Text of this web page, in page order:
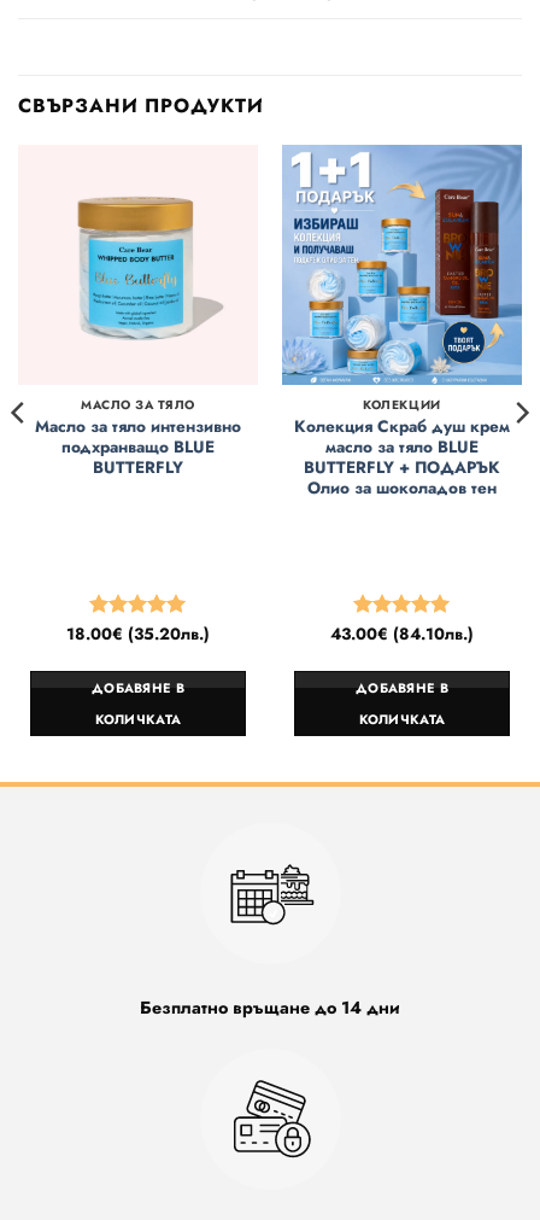
СВЪРЗАНИ ПРОДУКТИ
МАСЛО ЗА ТЯЛО
Масло за тяло интензивно
подхранващо BLUE
BUTTERFLY
Оценено
18.00€ (35.20лв.)
ДОБАВЯНЕ В
КОЛИЧКАТА
КОЛЕКЦИИ
Колекция Скраб душ крем
масло за тяло BLUE
BUTTERFLY + ПОДАРЪК
Oлио за шоколадов тен
Оценено
43.00€ (84.10лв.)
ДОБАВЯНЕ В
КОЛИЧКАТА
Безплатно връщане до 14 дни